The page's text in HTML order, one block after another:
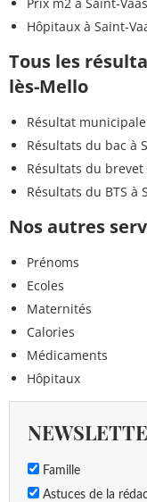
Prix m2 à Saint-
Hôpitaux à Saint-
Tous les
lès-Mello
Résultat
Résultats du bac à
Résultats du
Résultats du BTS à
Nos autres
Prénoms
Ecoles
Maternités
Calories
Médicaments
Hôpitaux
Famille
Astuces de la